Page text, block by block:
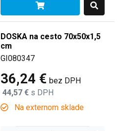
DOSKA na cesto 70x50x1,5
cm
GI080347
36,24 € bez DPH
44,57 € s DPH
Na externom sklade